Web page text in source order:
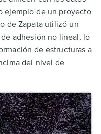
ejemplo de un proyecto
de Zapata utilizó un
adhesión no lineal, lo
de estructuras a
del nivel de